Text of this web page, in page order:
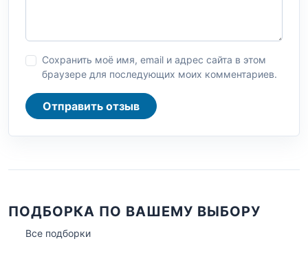
Сохранить моё имя, email и адрес сайта в этом
браузере для последующих моих комментариев.
Отправить отзыв
ПОДБОРКА ПО ВАШЕМУ ВЫБОРУ
Все подборки